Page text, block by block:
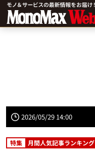
2026/05/29 14:00
特集 月間人気記事ランキング